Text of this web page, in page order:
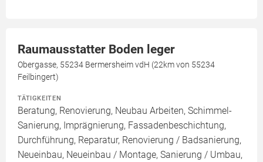
Raumausstatter Boden leger
Obergasse, 55234 Bermersheim vdH (22km von 55234
Feilbingert)
TÄTIGKEITEN
Beratung, Renovierung, Neubau Arbeiten, Schimmel-
Sanierung, Imprägnierung, Fassadenbeschichtung,
Durchführung, Reparatur, Renovierung / Badsanierung,
Neueinbau, Neueinbau / Montage, Sanierung / Umbau,